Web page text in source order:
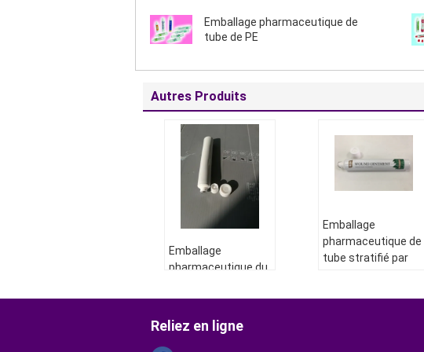
Emballage pharmaceutique de
tube de PE
Autres Produits
Emballage
pharmaceutique du
chapeaux de bâton,
aluminium de tube
Emballage
pharmaceutique de
tube stratifié par
Reliez en ligne